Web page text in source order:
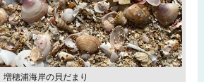
増穂浦海岸の貝だまり